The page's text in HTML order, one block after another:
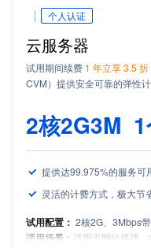
个人认证
云服务器
试用期间续费 1 年立享 3.5 折
CVM）提供安全可靠的弹性计
2核2G3M
提供达99.975%的服务可
灵活的计费方式，极大节
试用配置： 2核2G、3Mbps
适用场景： 适用于网站搭建